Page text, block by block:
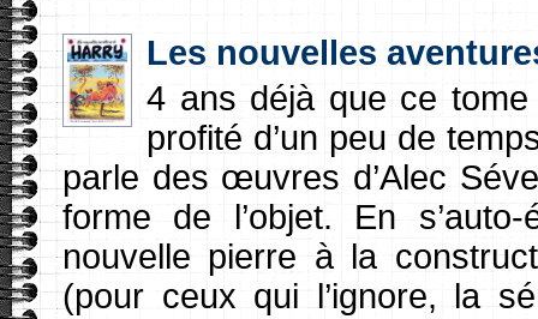
Les nouvelles
4 ans déjà que ce
profité d’un peu de
parle des œuvres d’Alec
forme de l’objet. En
nouvelle pierre à la
(pour ceux qui l’ignore, la